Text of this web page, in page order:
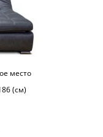
место
(см)